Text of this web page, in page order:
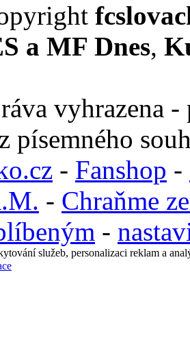
a MF Dnes,
vyhrazena
písemného
- Fanshop -
- Chraňme
-
služeb, personalizaci reklam a